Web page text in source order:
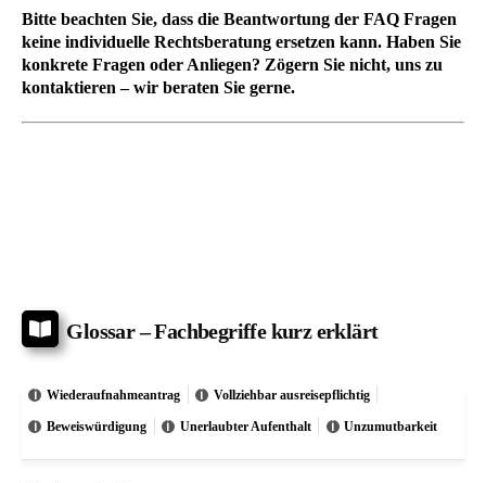
Bitte beachten Sie, dass die Beantwortung der FAQ Fragen
keine individuelle Rechtsberatung ersetzen kann. Haben Sie
konkrete Fragen oder Anliegen? Zögern Sie nicht, uns zu
kontaktieren – wir beraten Sie gerne.
Glossar – Fachbegriffe kurz erklärt
Wiederaufnahmeantrag Vollziehbar ausreisepflichtig
Beweiswürdigung Unerlaubter Aufenthalt Unzumutbarkeit